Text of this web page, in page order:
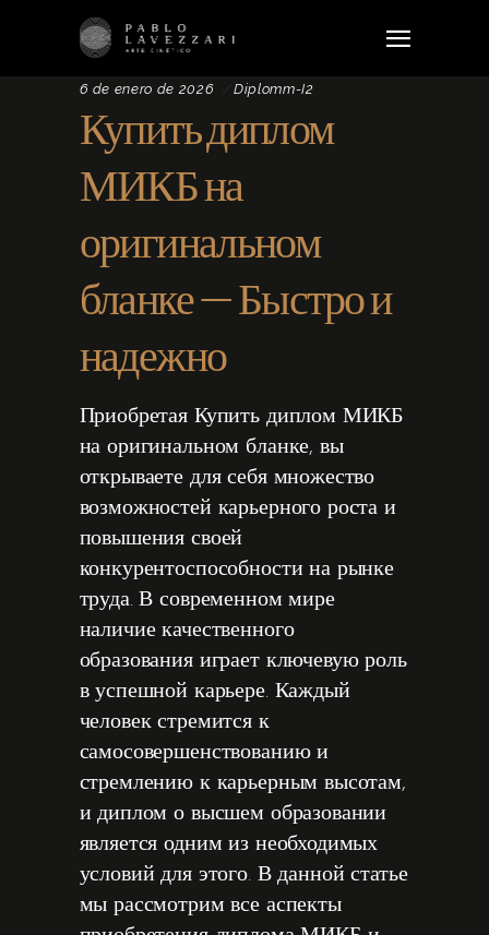
6 de enero de 2026 Diplomm-I2
Купить диплом
МИКБ на
оригинальном
бланке – Быстро и
надежно
Приобретая Купить диплом МИКБ
на оригинальном бланке, вы
открываете для себя множество
возможностей карьерного роста и
повышения своей
конкурентоспособности на рынке
труда. В современном мире
наличие качественного
образования играет ключевую роль
в успешной карьере. Каждый
человек стремится к
самосовершенствованию и
стремлению к карьерным высотам,
и диплом о высшем образовании
является одним из необходимых
условий для этого. В данной статье
мы рассмотрим все аспекты